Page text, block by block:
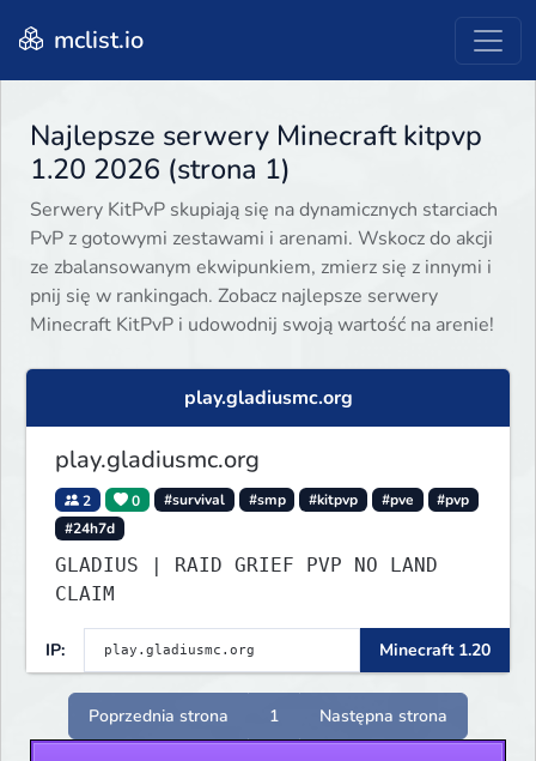
mclist.io
Najlepsze serwery Minecraft kitpvp
1.20 2026 (strona 1)
Serwery KitPvP skupiają się na dynamicznych starciach
PvP z gotowymi zestawami i arenami. Wskocz do akcji
ze zbalansowanym ekwipunkiem, zmierz się z innymi i
pnij się w rankingach. Zobacz najlepsze serwery
Minecraft KitPvP i udowodnij swoją wartość na arenie!
play.gladiusmc.org
play.gladiusmc.org
2 0 #survival #smp #kitpvp #pve
#pvp
#24h7d
GLADIUS | RAID GRIEF PVP NO LAND
CLAIM
IP: Minecraft 1.20
Poprzednia strona 1 Następna strona